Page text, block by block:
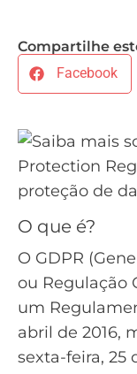
Compartilhe
Facebook
O que é?
O GDPR
ou Regulação
um
abril de 2016,
sexta-feira, 25